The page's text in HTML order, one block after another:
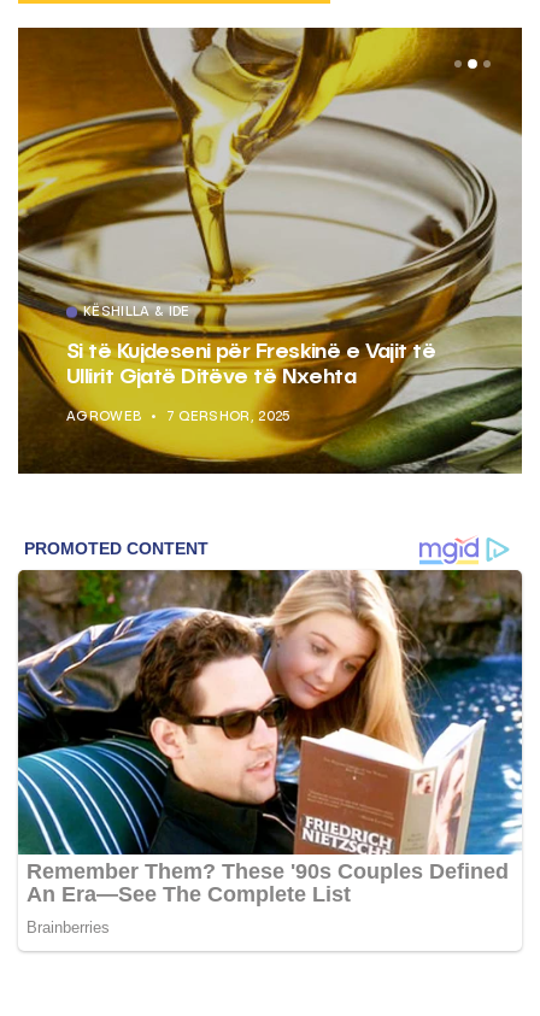
KËSHILLA & IDE
Pse Nuk Duhet të Përdorni Letrën e
Aluminit për Ruajtjen e Ushqimeve
AGROWEB 7 QERSHOR, 2025